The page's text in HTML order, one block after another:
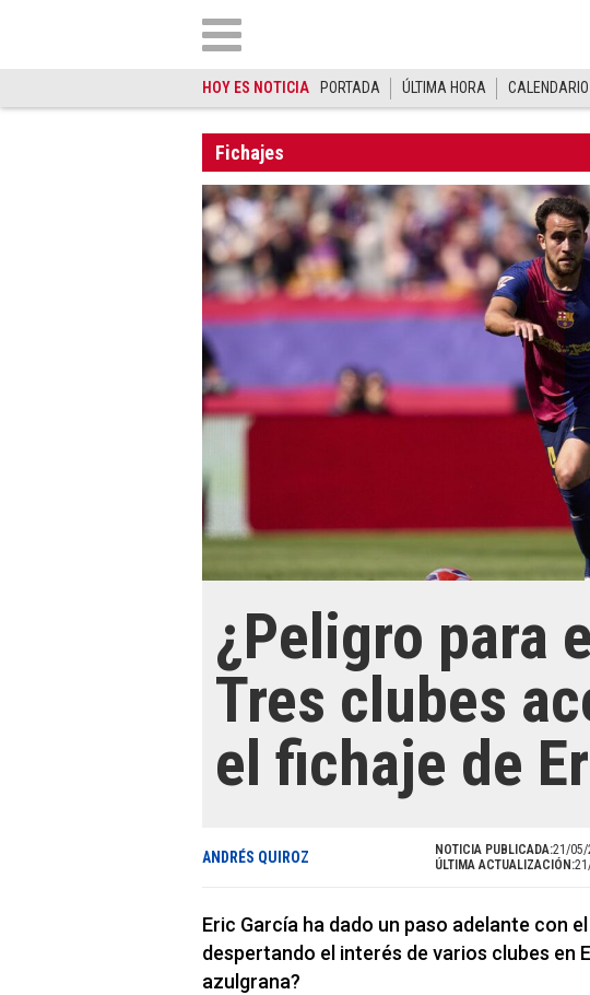
HOY ES NOTICIA PORTADA ÚLTIMA HORA CALENDARIO
Fichajes
¿Peligro para
Tres clubes
el fichaje de
ANDRÉS QUIROZ NOTICIA PUBLICADA:21/05/
ÚLTIMA ACTUALIZACIÓN:
Eric García ha dado un paso adelante con
despertando el interés de varios clubes en
azulgrana?